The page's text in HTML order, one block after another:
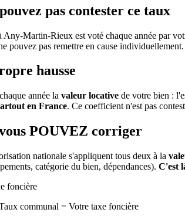
pas contester ce taux
Any-Martin-Rieux est voté chaque année par
pouvez pas remettre en cause individuellement.
hausse
année la valeur locative de votre bien :
en France. Ce coefficient n'est pas
POUVEZ corriger
nationale s'appliquent tous deux à la
catégorie du bien, dépendances). C'est
foncière
communal = Votre taxe foncière